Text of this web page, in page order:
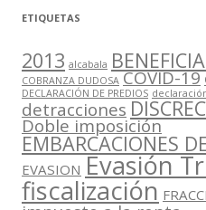
ETIQUETAS
2013 alcabala
COBRANZA DUDOSA COVID-19
DECLARACIÓN DE PREDIOS
detracciones
Doble imposición
EMBARCACIONES
EVASION Evasión
fiscalización